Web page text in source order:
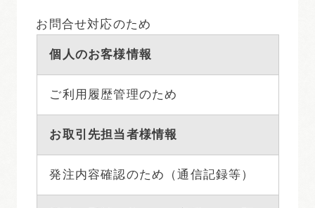
お問合せ対応のため
個人のお客様情報
ご利用履歴管理のため
お取引先担当者様情報
発注内容確認のため（通信記録等）